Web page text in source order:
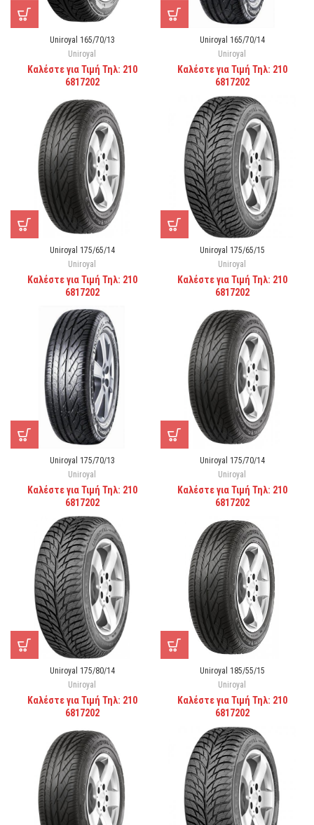
Uniroyal 165/70/13
Uniroyal
Καλέστε για Τιμή Τηλ: 210
6817202
Uniroyal 165/70/14
Uniroyal
Καλέστε για Τιμή Τηλ: 210
6817202
Uniroyal 175/65/14
Uniroyal
Καλέστε για Τιμή Τηλ: 210
6817202
Uniroyal 175/65/15
Uniroyal
Καλέστε για Τιμή Τηλ: 210
6817202
Uniroyal 175/70/13
Uniroyal
Καλέστε για Τιμή Τηλ: 210
6817202
Uniroyal 175/70/14
Uniroyal
Καλέστε για Τιμή Τηλ: 210
6817202
Uniroyal 175/80/14
Uniroyal
Καλέστε για Τιμή Τηλ: 210
6817202
Uniroyal 185/55/15
Uniroyal
Καλέστε για Τιμή Τηλ: 210
6817202